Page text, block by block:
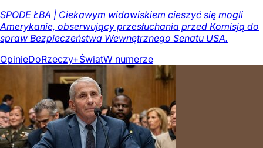
SPODE ŁBA | Ciekawym widowiskiem cieszyć się mogli
Amerykanie, obserwujący przesłuchania przed Komisją do
spraw Bezpieczeństwa Wewnętrznego Senatu USA.
OpinieDoRzeczy+ŚwiatW numerze